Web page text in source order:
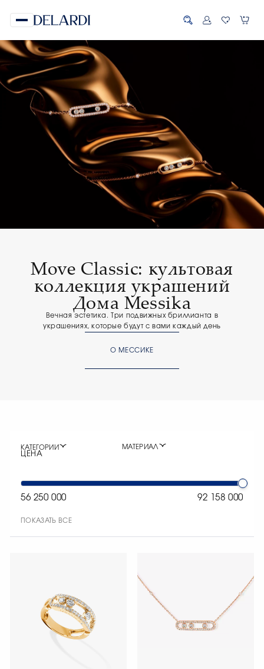
Move Classic: культовая
коллекция украшений
Дома Messika
Вечная эстетика. Три подвижных бриллианта в
украшениях, которые будут с вами каждый день
О МЕССИКЕ
КАТЕГОРИИ МАТЕРИАЛ
ЦЕНА
56 250 000 92 158 000
ПОКАЗАТЬ ВСЕ